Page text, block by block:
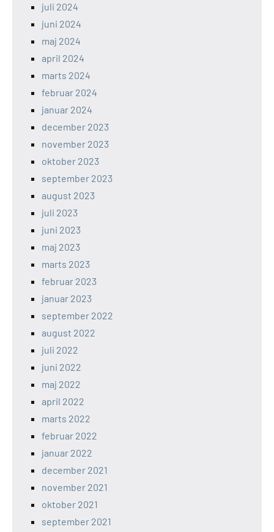
juli 2024
juni 2024
maj 2024
april 2024
marts 2024
februar 2024
januar 2024
december 2023
november 2023
oktober 2023
september 2023
august 2023
juli 2023
juni 2023
maj 2023
marts 2023
februar 2023
januar 2023
september 2022
august 2022
juli 2022
juni 2022
maj 2022
april 2022
marts 2022
februar 2022
januar 2022
december 2021
november 2021
oktober 2021
september 2021